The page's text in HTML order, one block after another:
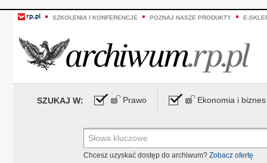
SZKOLENIA I KONFERENCJE POZNAJ NASZE PRODUKTY E-
SZUKAJ W: Prawo Ekonomia i biznes
Chcesz uzyskać dostęp do archiwum? Zobacz ofertę